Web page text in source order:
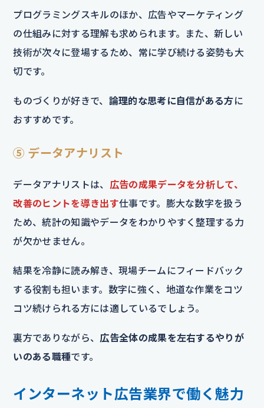
プログラミングスキルのほか、広告やマーケティング
の仕組みに対する理解も求められます。また、新しい
技術が次々に登場するため、常に学び続ける姿勢も大
切です。
ものづくりが好きで、 論理的な思考に自信がある方に
おすすめです。
⑤ データアナリスト
データアナリストは、 広告の成果データを分析して、
改善のヒントを導き出す仕事です。膨大な数字を扱う
ため、統計の知識やデータをわかりやすく整理する力
が欠かせません。
結果を冷静に読み解き、現場チームにフィードバック
する役割も担います。数字に強く、地道な作業をコツ
コツ続けられる方には適しているでしょう。
裏方でありながら、 広告全体の成果を左右するやりが
いのある職種です。
インターネット広告業界で働く魅力